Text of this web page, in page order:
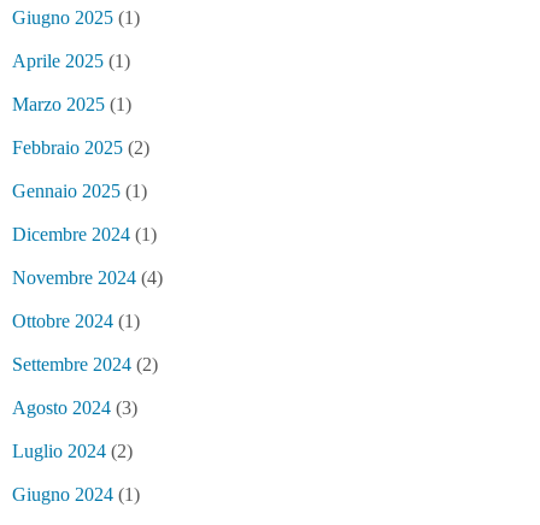
Giugno 2025 (1)
Aprile 2025 (1)
Marzo 2025 (1)
Febbraio 2025 (2)
Gennaio 2025 (1)
Dicembre 2024 (1)
Novembre 2024 (4)
Ottobre 2024 (1)
Settembre 2024 (2)
Agosto 2024 (3)
Luglio 2024 (2)
Giugno 2024 (1)